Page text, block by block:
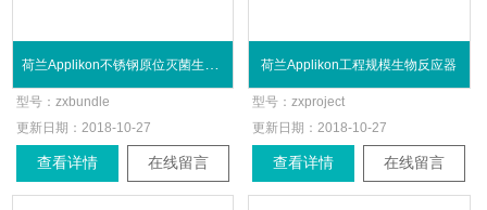
型号：zxbundle
更新日期： 2018-10-27
查看详情 在线留言
荷兰Applikon工程规模生物反应器
型号：zxproject
更新日期： 2018-10-27
查看详情 在线留言